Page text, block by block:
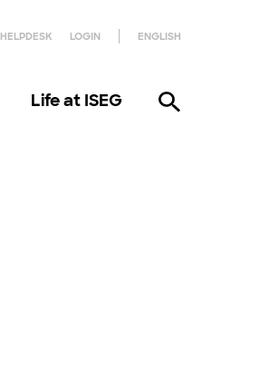
HELPDESK LOGIN ENGLISH
Life at ISEG